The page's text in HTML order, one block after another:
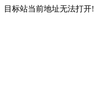
目标站当前地址无法打开!